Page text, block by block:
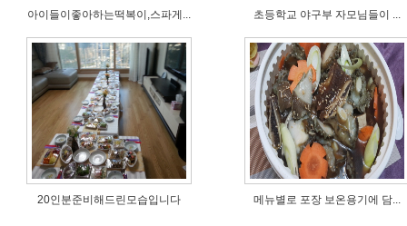
아이들이좋아하는떡복이,스파게... 초등학교 야구부 자모님들이 ...
20인분준비해드린모습입니다 메뉴별로 포장 보온용기에 담...